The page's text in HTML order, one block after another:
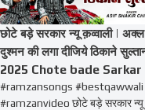
छोटे बड़े सरकार न्यू क़व्वाली | अक्ल
दुश्मन की लगा दीजिये ठिकाने
2025 Chote bade Sarkar
#ramzansongs #bestqawwali
#ramzanvideo छोटे बड़े सरकार न्यू